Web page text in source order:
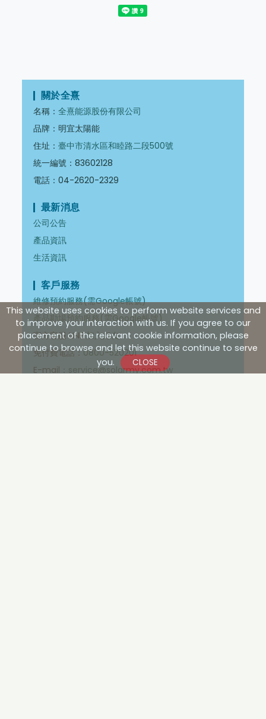
關於全熹
名稱： 全熹能源股份有限公司
品牌：明宜太陽能
住址： 臺中市清水區和睦路二段500號
統一編號：83602128
電話：04-2620-2329
最新消息
公司公告
產品資訊
生活資訊
客戶服務
維修預約服務(需Google帳號)
產品勘場預約服務(需Google帳號)
官方客服 LINE加入好友
免付費電話：0800-520201
E-mail： service@solarmy.com.tw
This website uses cookies to perform website services and
to improve your interaction with us. If you agree to our
placement of the relevant cookie information, please
continue to browse and let this website continue to serve
you.